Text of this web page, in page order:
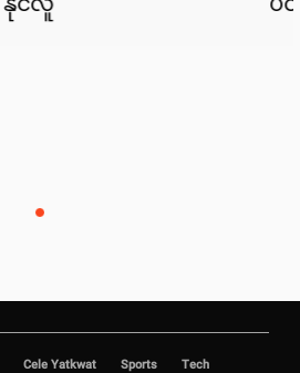
Cele Yatkwat Sports Tech